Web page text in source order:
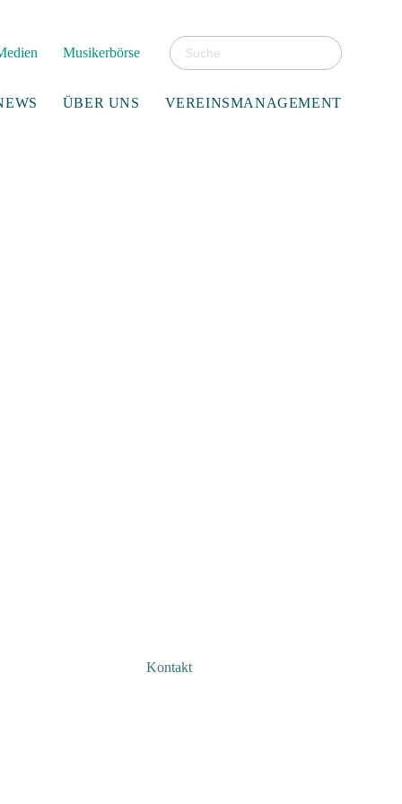
Navigation
überspringen
Musikerbörse
Suchbegriffe
ÜBER UNS VEREINSMANAGEMENT
Kontakt